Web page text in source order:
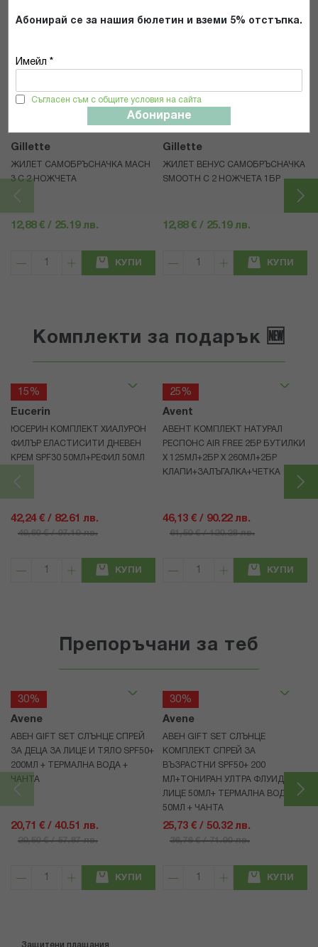
Абонирай се за нашия бюлетин и вземи 5% отстъпка.
Имейл *
Съгласен съм с общите условия на сайта
Абониране
Популярни в тази категория
Gillette
ЖИЛЕТ САМОБРЪСНАЧКА MACH
3 С 2 НОЖЧЕТА
12,88 € / 25.19 лв.
КУПИ
Gillette
ЖИЛЕТ ВЕНУС САМОБРЪСНАЧКА
SMOOTH С 2 НОЖЧЕТА 1БР
12,88 € / 25.19 лв.
КУПИ
Комплекти за подарък 🆕
15%
Eucerin
ЮСЕРИН КОМПЛЕКТ ХИАЛУРОН
ФИЛЪР ЕЛАСТИСИТИ ДНЕВЕН
КРЕМ SPF30 50МЛ+РЕФИЛ 50МЛ
42,24 € / 82.61 лв.
49,69 € / 97.19 лв.
КУПИ
25%
Avent
АВЕНТ КОМПЛЕКТ НАТУРАЛ
РЕСПОНС AIR FREE 2БР БУТИЛКИ
Х 125МЛ+2БР Х 260МЛ+2БР
КЛАПИ+ЗАЛЪГАЛКА+ЧЕТКА
46,13 € / 90.22 лв.
61,50 € / 120.28 лв.
КУПИ
Препоръчани за теб
30%
Avene
АВЕН GIFT SET СЛЪНЦЕ СПРЕЙ
ЗА ДЕЦА ЗА ЛИЦЕ И ТЯЛО SPF50+
200МЛ + ТЕРМАЛНА ВОДА +
ЧАНТА
20,71 € / 40.51 лв.
29,59 € / 57.87 лв.
КУПИ
30%
Avene
АВЕН GIFT SET СЛЪНЦЕ
КОМПЛЕКТ СПРЕЙ ЗА
ВЪЗРАСТНИ SPF50+ 200
МЛ+ТОНИРАН УЛТРА ФЛУИД ЗА
ЛИЦЕ 50МЛ+ ТЕРМАЛНА ВОДА
50МЛ + ЧАНТА
25,73 € / 50.32 лв.
36,76 € / 71.90 лв.
КУПИ
Защитени плащания